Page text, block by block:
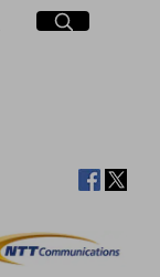
Englishサイト内検索
開く